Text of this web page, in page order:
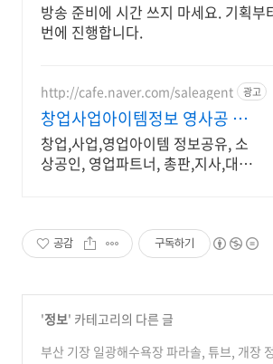
방송 준비에 시간 쓰지 마세요. 기획부
번에 진행합니다.
http://cafe.naver.com/saleagent 광고
창업사업아이템정보 영사공 모
든 회원은 성공해야한다!
창업,사업,영업아이템 정보공유, 소
상공인, 영업파트너, 총판,지사,대리
공감 구독하기
'정보' 카테고리의 다른 글
부산 기장 일광해수욕장 파라솔, 튜브, 개장